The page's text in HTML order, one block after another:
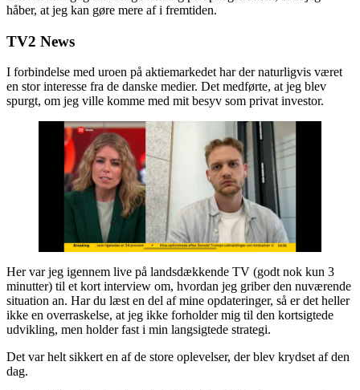
håber, at jeg kan gøre mere af i fremtiden.
TV2 News
I forbindelse med uroen på aktiemarkedet har der naturligvis været
en stor interesse fra de danske medier. Det medførte, at jeg blev
spurgt, om jeg ville komme med mit besyv som privat investor.
Her var jeg igennem live på landsdækkende TV (godt nok kun 3
minutter) til et kort interview om, hvordan jeg griber den nuværende
situation an. Har du læst en del af mine opdateringer, så er det heller
ikke en overraskelse, at jeg ikke forholder mig til den kortsigtede
udvikling, men holder fast i min langsigtede strategi.
Det var helt sikkert en af de store oplevelser, der blev krydset af den
dag.